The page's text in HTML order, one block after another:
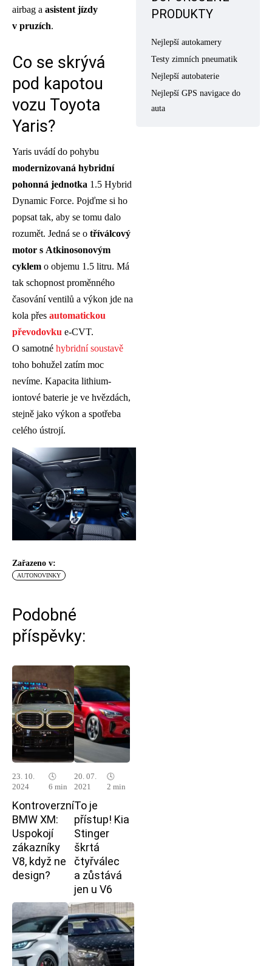
airbag a asistent jízdy
v pruzích.
Co se skrývá
pod kapotou
vozu Toyota
Yaris?
Yaris uvádí do pohybu
modernizovaná hybridní
pohonná jednotka 1.5 Hybrid
Dynamic Force. Pojďme si ho
popsat tak, aby se tomu dalo
rozumět. Jedná se o tříválcový
motor s Atkinosonovým
cyklem o objemu 1.5 litru. Má
tak schopnost proměnného
časování ventilů a výkon jde na
kola přes automatickou
převodovku e-CVT.
O samotné hybridní soustavě
toho bohužel zatím moc
nevíme. Kapacita lithium-
iontové baterie je ve hvězdách,
stejně jako výkon a spotřeba
celého ústrojí.
Zařazeno v:
AUTONOVINKY
Podobné
příspěvky:
23. 10.
2024
🕓
6 min
Kontroverzní
BMW XM:
Uspokojí
zákazníky
V8, když ne
design?
20. 07.
2021
🕓
2 min
To je
přístup! Kia
Stinger
škrtá
čtyřválec
a zůstává
jen u V6
PRODUKTY
Nejlepší autokamery
Testy zimních pneumatik
Nejlepší autobaterie
Nejlepší GPS navigace do
auta